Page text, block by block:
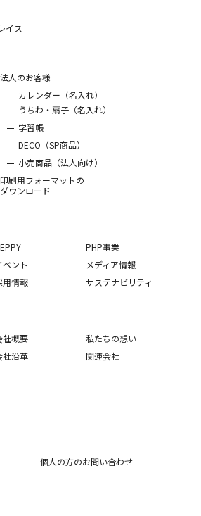
イス
法人のお客様
カレンダー（名入れ）
うちわ・扇子（名入れ）
学習帳
DECO（SP商品）
小売商品（法人向け）
印刷用フォーマットの
ダウンロード
PHP事業
ベント
メディア情報
用情報 サステナビリティ
社概要
私たちの想い
社沿革 関連会社
個人の方のお問い合わせ